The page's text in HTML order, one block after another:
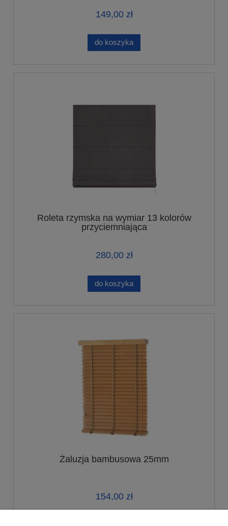
149,00 zł
do koszyka
Roleta rzymska na wymiar 13 kolorów
przyciemniająca
280,00 zł
do koszyka
Żaluzja bambusowa 25mm
154,00 zł